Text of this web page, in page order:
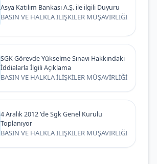
Asya Katılım Bankası A.Ş. ile ilgili Duyuru
BASIN VE HALKLA İLİŞKİLER MÜŞAVİRLİĞİ
SGK Görevde Yükselme Sınavı Hakkındaki
İddialarla İlgili Açıklama
BASIN VE HALKLA İLİŞKİLER MÜŞAVİRLİĞİ
4 Aralık 2012 'de Sgk Genel Kurulu
Toplanıyor
BASIN VE HALKLA İLİŞKİLER MÜŞAVİRLİĞİ